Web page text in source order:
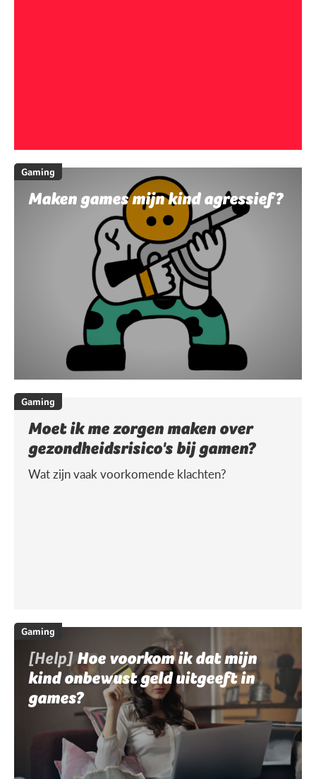
Gaming
Maken games mijn kind agressief?
Gaming
Moet ik me zorgen maken over
gezondheidsrisico's bij gamen?
Wat zijn vaak voorkomende klachten?
Gaming
[Help]Hoe voorkom ik dat mijn
kind onbewust geld uitgeeft in
games?